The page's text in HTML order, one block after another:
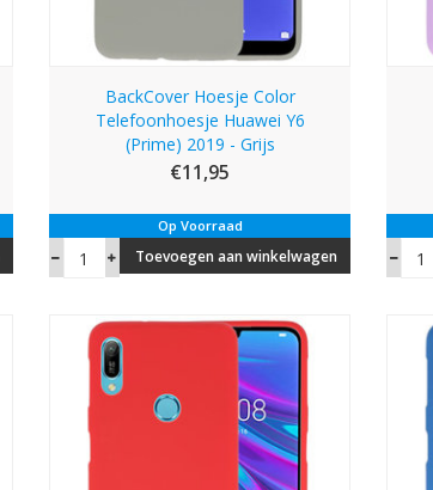
BackCover Hoesje Color
Telefoonhoesje Huawei Y6
(Prime) 2019 - Grijs
€11,95
Op Voorraad
Toevoegen aan winkelwagen